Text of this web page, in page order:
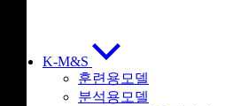
K-M&S
훈련용모델
분석용모델